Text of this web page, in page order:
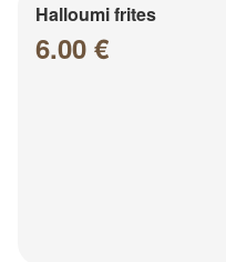
Halloumi frites
6.00 €